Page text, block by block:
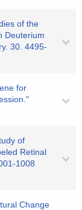
of the
Deuterium
30. 4495-
for
of
Retinal
1008
Change